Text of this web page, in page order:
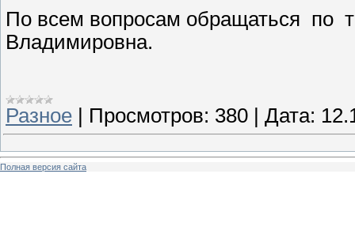
По всем вопросам обращаться по
Владимировна.
Разное Просмотров: 380 Дата:
Полная версия сайта